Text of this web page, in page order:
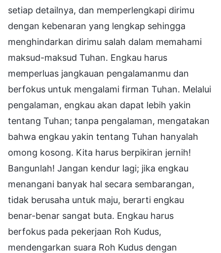
setiap detailnya, dan memperlengkapi dirimu
dengan kebenaran yang lengkap sehingga
menghindarkan dirimu salah dalam memahami
maksud-maksud Tuhan. Engkau harus
memperluas jangkauan pengalamanmu dan
berfokus untuk mengalami firman Tuhan. Melalui
pengalaman, engkau akan dapat lebih yakin
tentang Tuhan; tanpa pengalaman, mengatakan
bahwa engkau yakin tentang Tuhan hanyalah
omong kosong. Kita harus berpikiran jernih!
Bangunlah! Jangan kendur lagi; jika engkau
menangani banyak hal secara sembarangan,
tidak berusaha untuk maju, berarti engkau
benar-benar sangat buta. Engkau harus
berfokus pada pekerjaan Roh Kudus,
mendengarkan suara Roh Kudus dengan